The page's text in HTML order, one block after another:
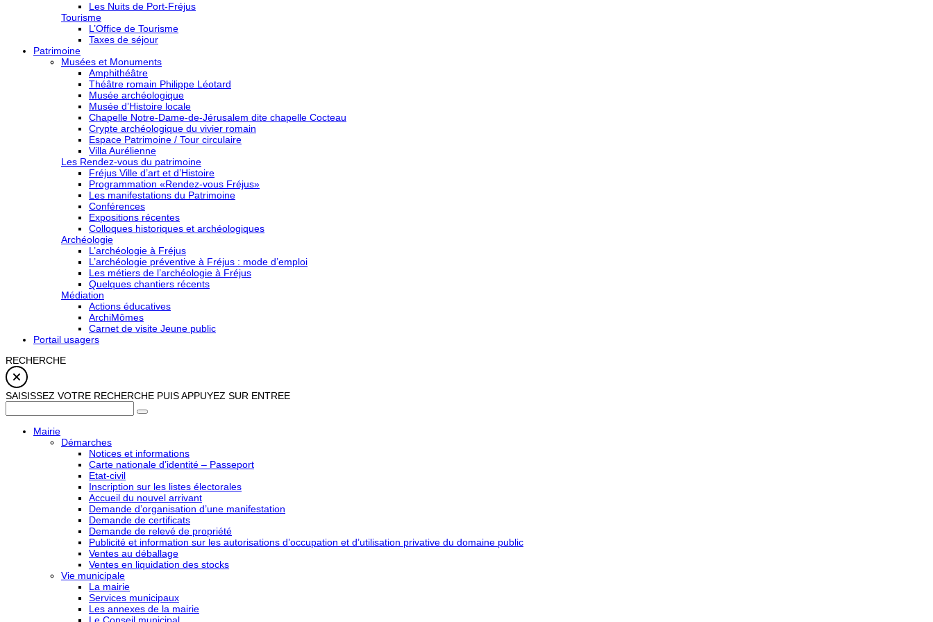
Les Nuits de Port-Fréjus
Tourisme
L’Office de Tourisme
Taxes de séjour
Patrimoine
Musées et Monuments
Amphithéâtre
Théâtre romain Philippe Léotard
Musée archéologique
Musée d’Histoire locale
Chapelle Notre-Dame-de-Jérusalem dite chapelle Cocteau
Crypte archéologique du vivier romain
Espace Patrimoine / Tour circulaire
Villa Aurélienne
Les Rendez-vous du patrimoine
Fréjus Ville d’art et d’Histoire
Programmation «Rendez-vous Fréjus»
Les manifestations du Patrimoine
Conférences
Expositions récentes
Colloques historiques et archéologiques
Archéologie
L’archéologie à Fréjus
L’archéologie préventive à Fréjus : mode d’emploi
Les métiers de l’archéologie à Fréjus
Quelques chantiers récents
Médiation
Actions éducatives
ArchiMômes
Carnet de visite Jeune public
Portail usagers
RECHERCHE
SAISISSEZ VOTRE RECHERCHE PUIS APPUYEZ SUR ENTREE
Mairie
Démarches
Notices et informations
Carte nationale d’identité – Passeport
Etat-civil
Inscription sur les listes électorales
Accueil du nouvel arrivant
Demande d’organisation d’une manifestation
Demande de certificats
Demande de relevé de propriété
Publicité et information sur les autorisations d’occupation et d’utilisation privative du domaine public
Ventes au déballage
Ventes en liquidation des stocks
Vie municipale
La mairie
Services municipaux
Les annexes de la mairie